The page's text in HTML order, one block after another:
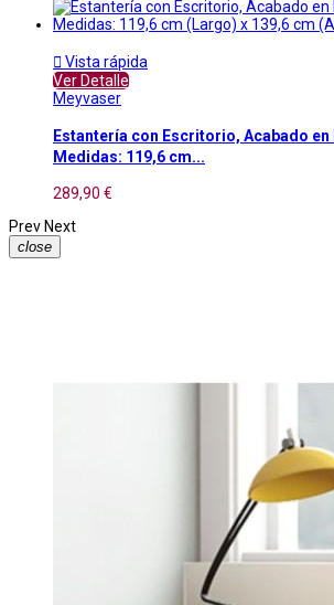
 Vista rápida
Ver Detalle
Meyvaser
Estantería con Escritorio, Acabado en
Medidas: 119,6 cm...
289,90 €
Prev Next
close